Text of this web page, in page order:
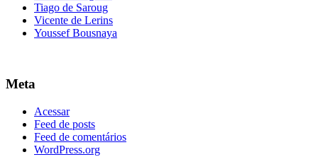
Tiago de Saroug
Vicente de Lerins
Youssef Bousnaya
Meta
Acessar
Feed de posts
Feed de comentários
WordPress.org